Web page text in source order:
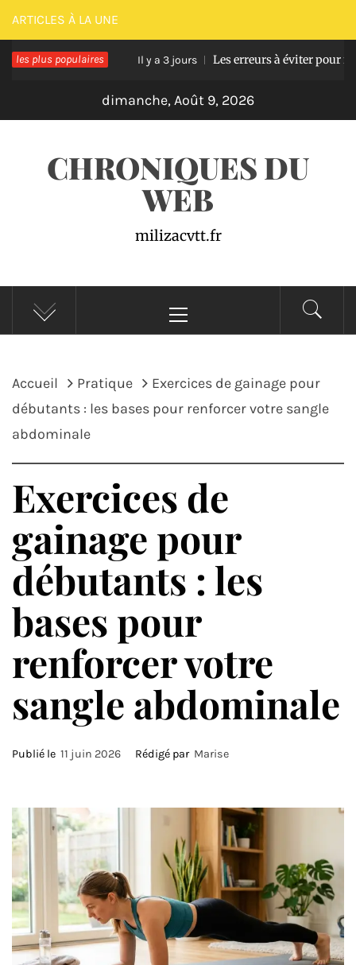
Passer
au
contenu
ARTICLES À LA UNE
les plus populaires
en bois Il y a 3 jours Les erreurs à éviter pour réussir
dimanche, Août 9, 2026
CHRONIQUES DU
WEB
milizacvtt.fr
principal
Accueil Pratique
Exercices de gainage pour
débutants : les bases pour renforcer votre sangle
abdominale
Exercices de
gainage pour
débutants : les
bases pour
renforcer votre
sangle abdominale
Publié le 11 juin 2026 Rédigé par Marise